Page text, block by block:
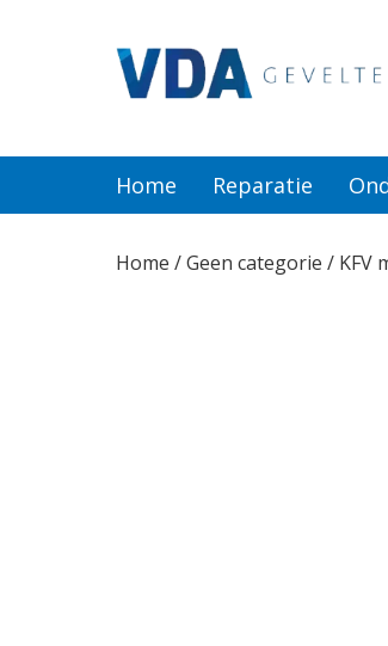
Home Reparatie
Home /Geen categorie / KFV